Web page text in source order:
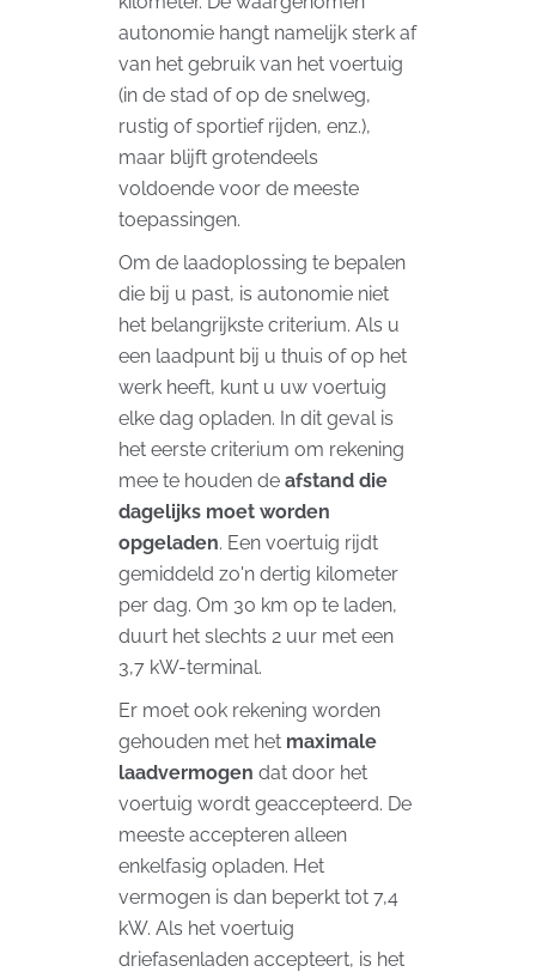
autonomie hangt namelijk sterk af
van het gebruik van het voertuig
(in de stad of op de snelweg,
rustig of sportief rijden, enz.),
maar blijft grotendeels
voldoende voor de meeste
toepassingen.
Om de laadoplossing te bepalen
die bij u past, is autonomie niet
het belangrijkste criterium. Als u
een laadpunt bij u thuis of op het
werk heeft, kunt u uw voertuig
elke dag opladen. In dit geval is
het eerste criterium om rekening
mee te houden de afstand die
dagelijks moet worden
opgeladen. Een voertuig rijdt
gemiddeld zo'n dertig kilometer
per dag. Om 30 km op te laden,
duurt het slechts 2 uur met een
3,7 kW-terminal.
Er moet ook rekening worden
gehouden met het maximale
laadvermogen dat door het
voertuig wordt geaccepteerd. De
meeste accepteren alleen
enkelfasig opladen. Het
vermogen is dan beperkt tot 7,4
kW. Als het voertuig
driefasenladen accepteert, is het